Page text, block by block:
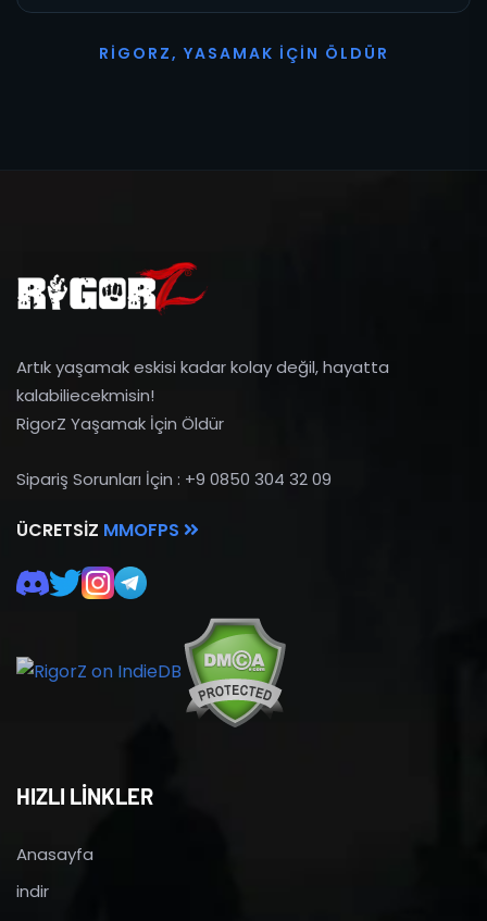
R I G O R Z, YASAMAK İ ÇI N Ö L D Ü R
Artık yaşamak eskisi kadar kolay değil, hayatta
kalabiliecekmisin!
RigorZ Yaşamak İçin Öldür
Sipariş Sorunları İçin : +9 0850 304 32 09
ÜCRETSIZ MMOFPS
HIZLI LİNKLER
Anasayfa
indir